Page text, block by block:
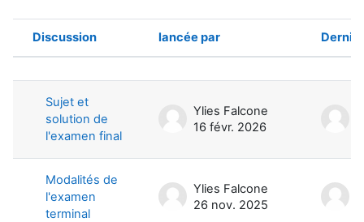
Statut
Discussion lancée par
Sujet et
solution de
l'examen final
Ylies Falcone
16 févr. 2026
Modalités de
l'examen
terminal
Ylies Falcone
26 nov. 2025